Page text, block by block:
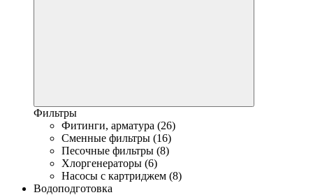
Фильтры
Фитинги, арматура (26)
Сменные фильтры (16)
Песочные фильтры (8)
Хлоргенераторы (6)
Насосы с картриджем (8)
Водоподготовка